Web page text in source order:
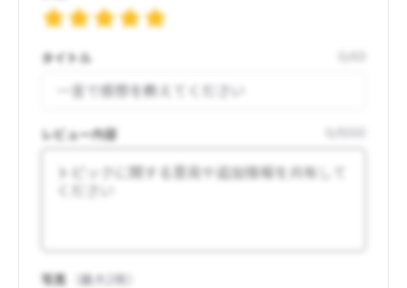
タイトル
レビュー内容
写真 （最大 枚）